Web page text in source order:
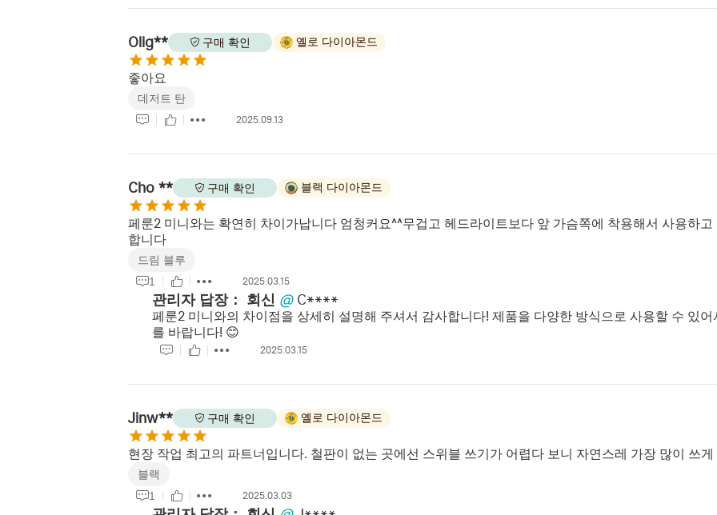
Olig** 구매 확인 옐로 다이아몬드
좋아요
데저트 탄
2025.09.13
Cho ** 구매 확인 블랙 다이아몬드
페룬2 미니와는 확연히 차이가납니다 엄청커요^^무겁고 헤드라이트보다 앞 가슴쪽에 착용해서 사용하
합니다
드림 블루
1
2025.03.15
관리자 답장： 회신 @ C****
페룬2 미니와의 차이점을 상세히 설명해 주셔서 감사합니다! 제품을 다양한 방식으로 사용할 수 있
를 바랍니다! 😊
2025.03.15
Jinw** 구매 확인 옐로 다이아몬드
현장 작업 최고의 파트너입니다. 철판이 없는 곳에선 스위블 쓰기가 어렵다 보니 자연스레 가장 많이 쓰게
블랙
1
2025.03.03